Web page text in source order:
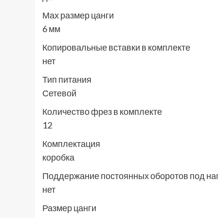
Мах размер цанги
6 мм
Копировальные вставки в комплекте
нет
Тип питания
Сетевой
Количество фрез в комплекте
12
Комплектация
коробка
Поддержание постоянных оборотов под
нет
Размер цанги